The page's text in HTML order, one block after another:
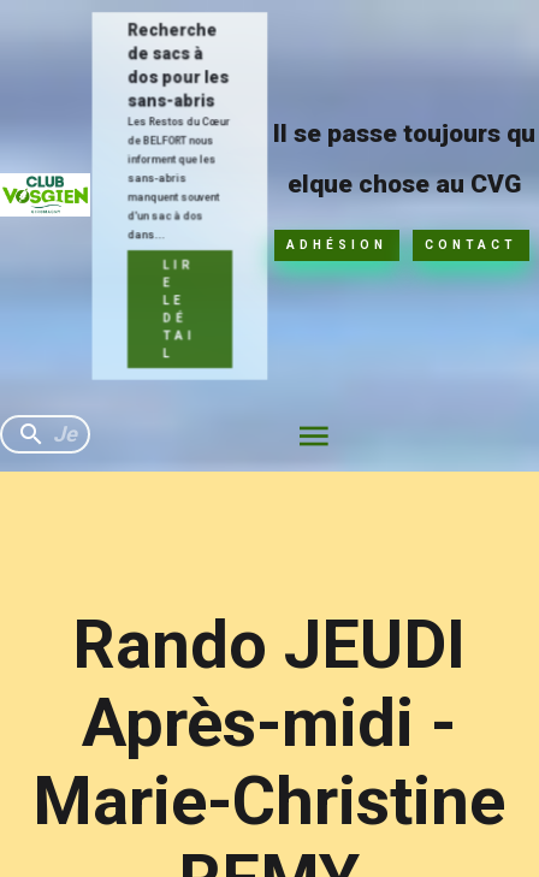
Il se passe toujours qu
elque chose au CVG
ADHÉSION CONTACT
Recherche
de sacs à
dos pour les
sans-abris
Les Restos du Cœur
de BELFORT nous
informent que les
sans-abris
manquent souvent
d'un sac à dos
dans...
LIR
E
LE
DÉ
TAI
L
Rando JEUDI
Après-midi -
Marie-Christine